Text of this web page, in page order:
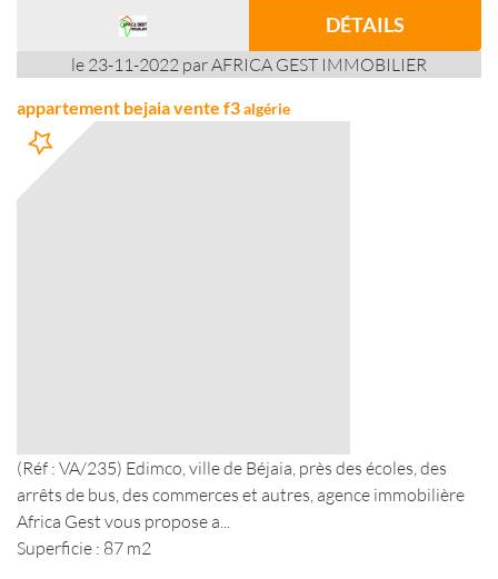
DÉTAILS
le 23-11-2022 par AFRICA GEST IMMOBILIER
appartement bejaia vente f3algérie
(Réf : VA/235) Edimco, ville de Béjaia, près des écoles, des
arrêts de bus, des commerces et autres, agence immobilière
Africa Gest vous propose a...
Superficie : 87 m2